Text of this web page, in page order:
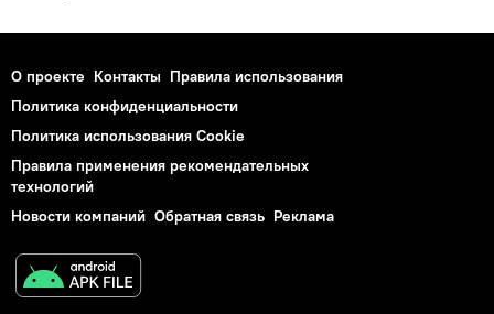
О проекте Контакты Правила использования
Политика конфиденциальности
Политика использования Cookie
Правила применения рекомендательных
технологий
Новости компаний Обратная связь Реклама